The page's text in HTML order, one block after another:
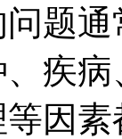
题
疾
因